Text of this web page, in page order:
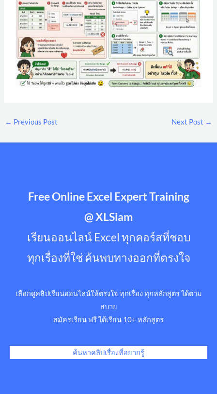
← Previous Post Next Post →
Free Online Excel Expert Training
@ XLSiam
เรียนออนไลน์ Excel ทุกคอร์สที่ชอบ
ทุกเรื่องที่ใช่ ค้นพบทางออกที่ตรงใจ
เลือกดูคลิปเรียนออนไลน์ให้ตรงใจ ทุกเรื่อง ทุกหลักสูตร ได้ตาม
สบาย
สมัครเรียน ฟรี ได้เรียน 10+ หลักสูตร
ค้นหาคลิปเรื่องที่อยากรู้